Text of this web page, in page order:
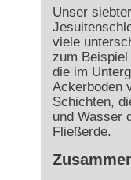
Unser
viele
zum
die im
Ackerboden
Schichten,
und Wasser
Fließerde.